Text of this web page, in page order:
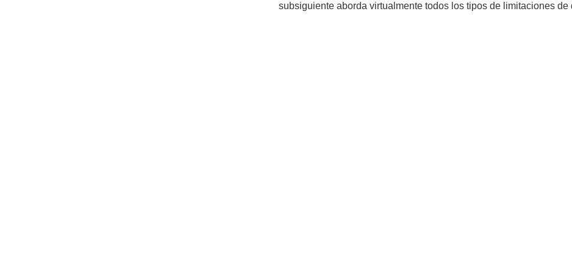
subsiguiente aborda virtualmente todos los tipos de limitaciones de